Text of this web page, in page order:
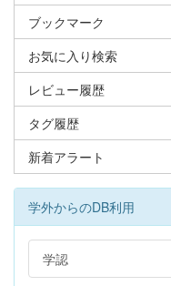
ブックマーク
お気に入り検索
レビュー履歴
タグ履歴
新着アラート
学外からのDB利用
学認